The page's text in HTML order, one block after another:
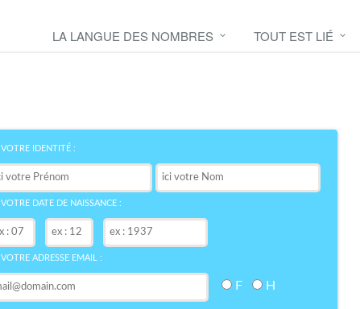
LA LANGUE DES NOMBRES TOUT EST LIÉ
VOTRE IDENTITÉ :
VOTRE DATE DE NAISSANCE :
VOTRE ADRESSE EMAIL :
F H